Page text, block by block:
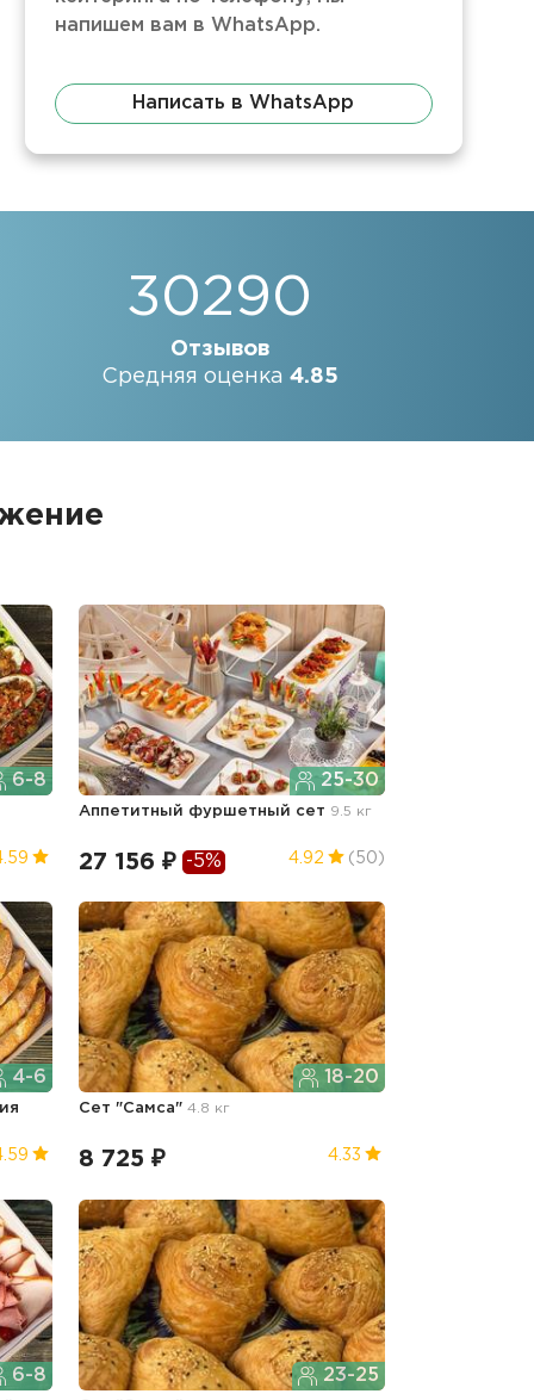
напишем вам в WhatsApp.
Написать в WhatsApp
30290
Отзывов
Средняя оценка 4.85
6-8 25-30
Аппетитный фуршетный сет 9.5 кг
27 156 ₽ -5% 4.92 (50)
4-6 18-20
Сет "Самса"4.8 кг
8 725 ₽ 4.33
6-8 23-25